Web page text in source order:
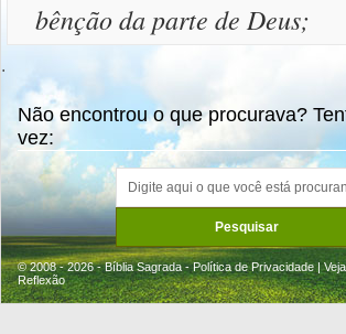
bênção da parte de Deus;
.
Não encontrou o que procurava?
vez:
© 2008 - 2026 - Bíblia Sagrada -Política de Privacidade |
Reflexão